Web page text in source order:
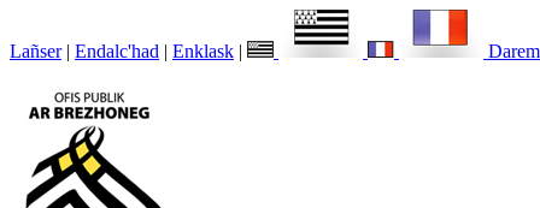
Lañser | Endalc'had | Enklask |